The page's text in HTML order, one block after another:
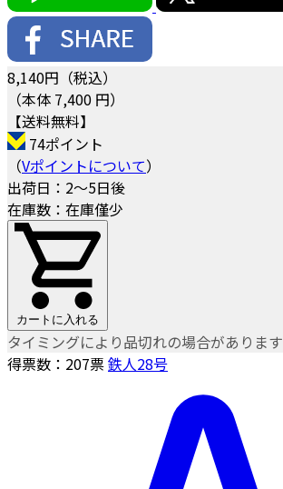
8,140円（税込）
（本体 7,400 円）
【送料無料】
74ポイント
（Vポイントについて）
出荷日：2～5日後
在庫数：在庫僅少
カートに入れる
タイミングにより品切れの場合があります
得票数： 207票鉄人28号